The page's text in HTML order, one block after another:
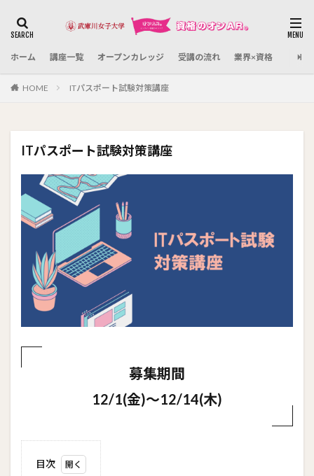
ホーム 講座一覧 オープンカレッジ 受講の流れ 業界×資格
HOME ITパスポート試験対策講座
ITパスポート試験対策講座
募集期間
12/1(金)～12/14(木)
目次
検索